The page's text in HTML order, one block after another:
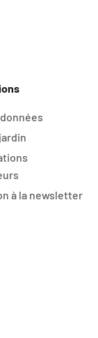
à la newsletter